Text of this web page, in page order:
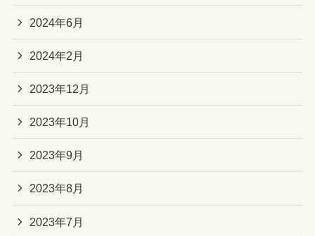
2024年6月
2024年2月
2023年12月
2023年10月
2023年9月
2023年8月
2023年7月